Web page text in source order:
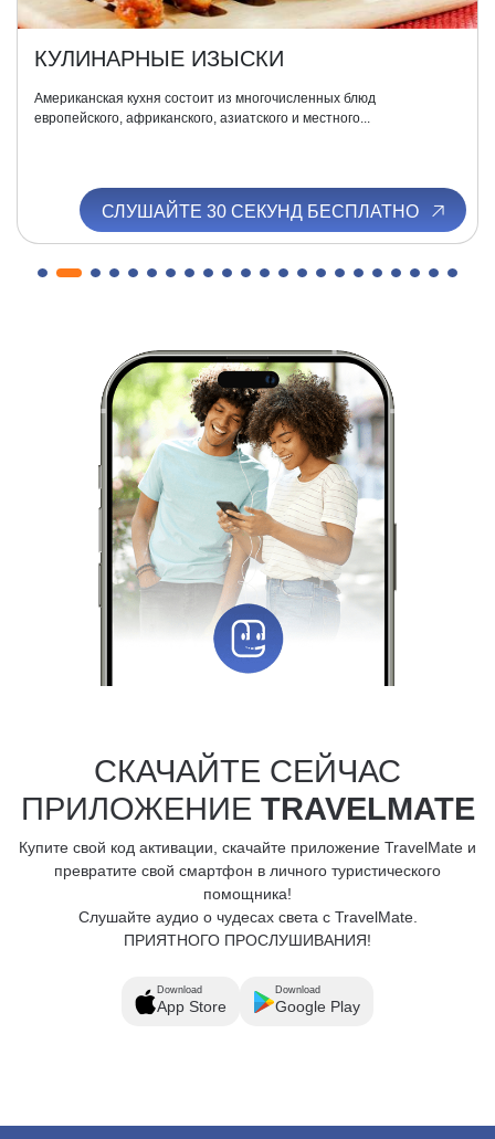
КУЛИНАРНЫЕ ИЗЫСКИ
Американская кухня состоит из многочисленных блюд
европейского, африканского, азиатского и местного...
СЛУШАЙТЕ 30 СЕКУНД БЕСПЛАТНО
СКАЧАЙТЕ СЕЙЧАС
ПРИЛОЖЕНИЕ TRAVELMATE
Купите свой код активации, скачайте приложение TravelMate и
превратите свой смартфон в личного туристического
помощника!
Слушайте аудио о чудесах света с TravelMate.
ПРИЯТНОГО ПРОСЛУШИВАНИЯ!
Download
App Store
Download
Google Play